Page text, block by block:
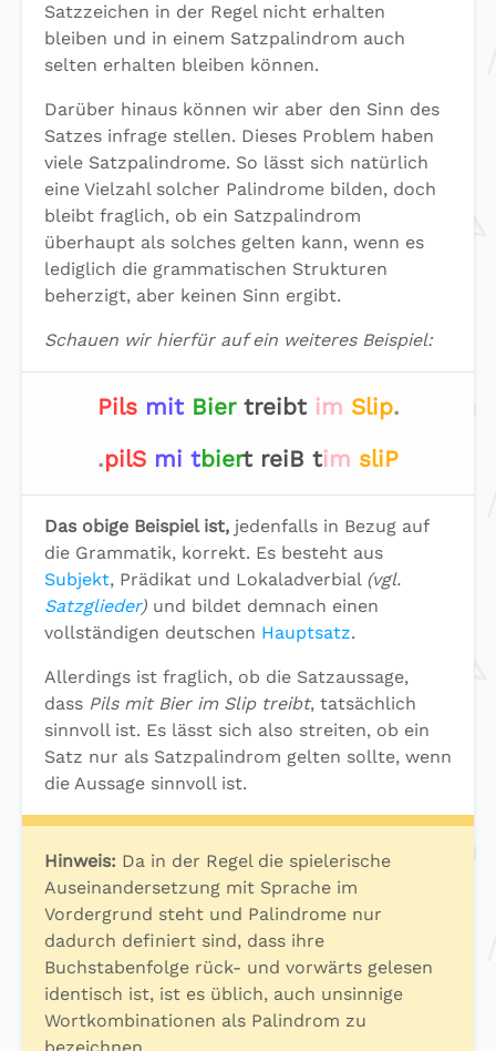
Satzzeichen in der Regel nicht erhalten
bleiben und in einem Satzpalindrom auch
selten erhalten bleiben können.
Darüber hinaus können wir aber den Sinn des
Satzes infrage stellen. Dieses Problem haben
viele Satzpalindrome. So lässt sich natürlich
eine Vielzahl solcher Palindrome bilden, doch
bleibt fraglich, ob ein Satzpalindrom
überhaupt als solches gelten kann, wenn es
lediglich die grammatischen Strukturen
beherzigt, aber keinen Sinn ergibt.
Schauen wir hierfür auf ein weiteres Beispiel:
Pils mit Bier treibt im Slip.
.pilS mi tbiert reiB tim sliP
Das obige Beispiel ist, jedenfalls in Bezug auf
die Grammatik, korrekt. Es besteht aus
Subjekt, Prädikat und Lokaladverbial (vgl.
Satzglieder) und bildet demnach einen
vollständigen deutschen Hauptsatz.
Allerdings ist fraglich, ob die Satzaussage,
dass Pils mit Bier im Slip treibt, tatsächlich
sinnvoll ist. Es lässt sich also streiten, ob ein
Satz nur als Satzpalindrom gelten sollte, wenn
die Aussage sinnvoll ist.
Hinweis: Da in der Regel die spielerische
Auseinandersetzung mit Sprache im
Vordergrund steht und Palindrome nur
dadurch definiert sind, dass ihre
Buchstabenfolge rück- und vorwärts gelesen
identisch ist, ist es üblich, auch unsinnige
Wortkombinationen als Palindrom zu